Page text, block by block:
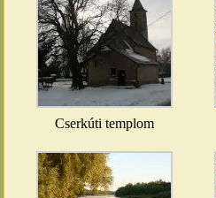
Cserkúti templom